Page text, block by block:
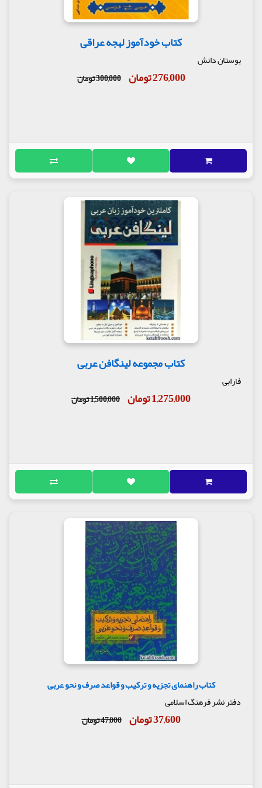
کتاب خودآموز لهجه عراقی
بوستان دانش
276,000 تومان 300,000 تومان
کتاب مجموعه لینگافن عربی
فارابی
1,275,000 تومان 1,500,000 تومان
کتاب راهنمای تجزیه و ترکیب و قواعد صرف و نحو عربی
دفتر نشر فرهنگ اسلامی
37,600 تومان 47,000 تومان